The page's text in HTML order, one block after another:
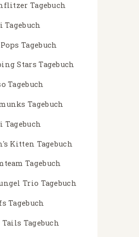
Tagebuch
Tagebuch
Tagebuch
Stars Tagebuch
Tagebuch
Tagebuch
Tagebuch
Kitten Tagebuch
Tagebuch
Trio Tagebuch
Tagebuch
Tagebuch